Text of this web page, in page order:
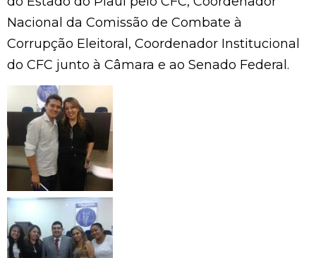
Nacional da Comissão de Combate à
Corrupção Eleitoral, Coordenador Institucional
do CFC junto à Câmara e ao Senado Federal.